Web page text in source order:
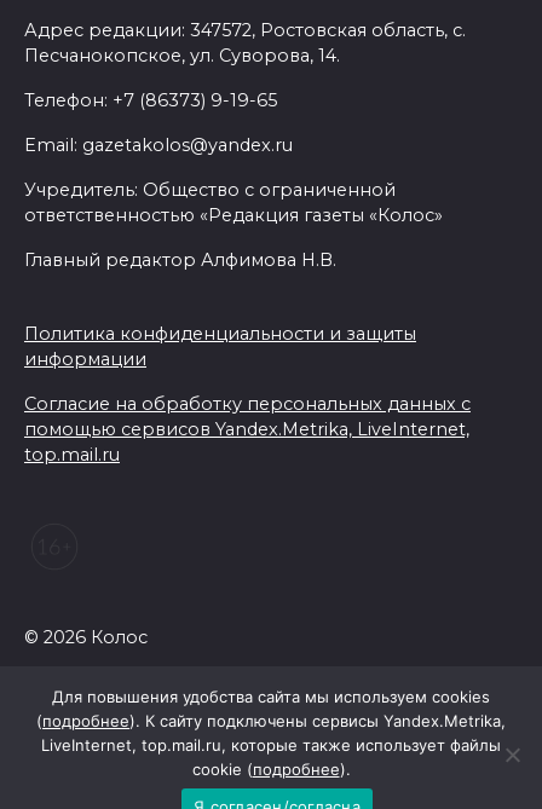
Адрес редакции: 347572, Ростовская область, с.
Песчанокопское, ул. Суворова, 14.
Телефон: +7 (86373) 9-19-65
Email: gazetakolos@yandex.ru
Учредитель: Общество с ограниченной
ответственностью «Редакция газеты «Колос»
Главный редактор Алфимова Н.В.
Политика конфиденциальности и защиты
информации
Согласие на обработку персональных данных с
помощью сервисов Yandex.Metrika, LiveInternet,
top.mail.ru
© 2026 Колос
Для повышения удобства сайта мы используем cookies
(подробнее). К сайту подключены сервисы Yandex.Metrika,
LiveInternet, top.mail.ru, которые также использует файлы
cookie (подробнее).